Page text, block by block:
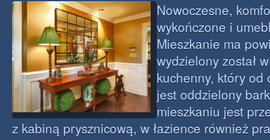
Nowoczesne,
wykończone i
Mieszkanie ma
wydzielony został
kuchenny, który od
jest oddzielony
mieszkaniu jest
z kabiną prysznicową, w łazience również